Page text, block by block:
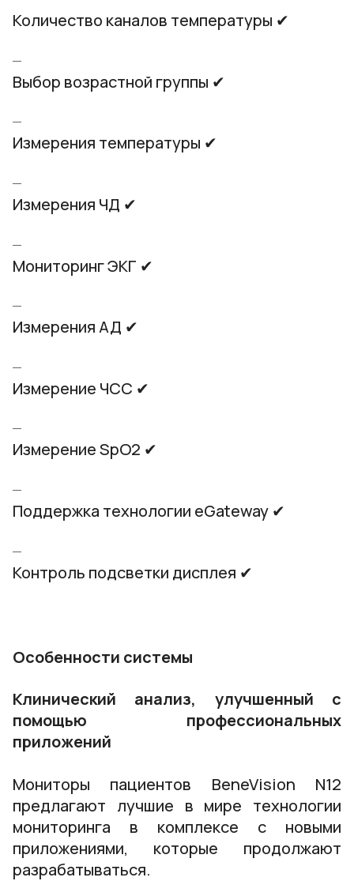
Количество каналов температуры ✔
Выбор возрастной группы ✔
Измерения температуры ✔
Измерения ЧД ✔
Мониторинг ЭКГ ✔
Измерения АД ✔
Измерение ЧСС ✔
Измерение SpO2 ✔
Поддержка технологии eGateway ✔
Контроль подсветки дисплея ✔
Особенности системы
Клинический анализ, улучшенный с
помощью профессиональных
приложений
Мониторы пациентов BeneVision N12
предлагают лучшие в мире технологии
мониторинга в комплексе с новыми
приложениями, которые продолжают
разрабатываться.